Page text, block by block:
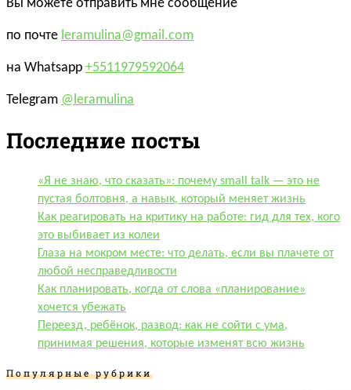
Вы можете отправить мне сообщение
по почте leramulina@gmail.com
на Whatsapp +5511979592064
Telegram @leramulina
Последние посты
«Я не знаю, что сказать»: почему small talk — это не
пустая болтовня, а навык, который меняет жизнь
Как реагировать на критику на работе: гид для тех, кого
это выбивает из колеи
Глаза на мокром месте: что делать, если вы плачете от
любой несправедливости
Как планировать, когда от слова «планирование»
хочется убежать
Переезд, ребёнок, развод: как не сойти с ума,
принимая решения, которые изменят всю жизнь
Популярные рубрики